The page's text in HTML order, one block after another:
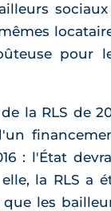
sociaux
pour
la RLS de
: l'État
la RLS a
les